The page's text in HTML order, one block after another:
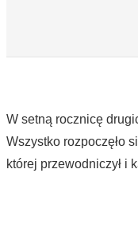
W setną rocznicę
Wszystko rozpoczęło
której przewodniczył i